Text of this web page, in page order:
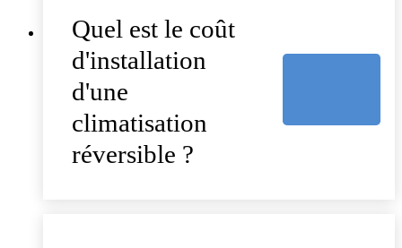
Quel est le coût
d'installation
d'une
climatisation
réversible ?